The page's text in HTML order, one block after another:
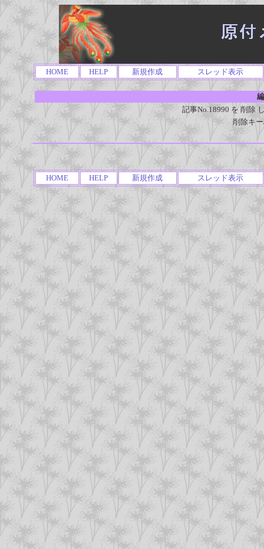
HOME HELP 新規作成 スレッド表示
記事No.18990 を 削除
削除キ
HOME HELP 新規作成 スレッド表示